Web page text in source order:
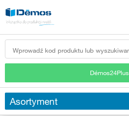
Démos24Plus
Asortyment